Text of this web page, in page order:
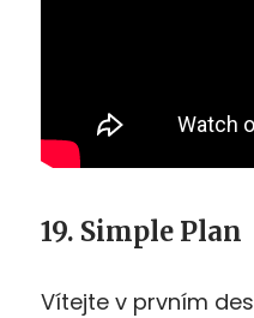
19. Simple Plan
Vítejte v prvním